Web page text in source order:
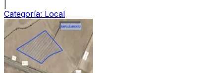
Categoría: Local